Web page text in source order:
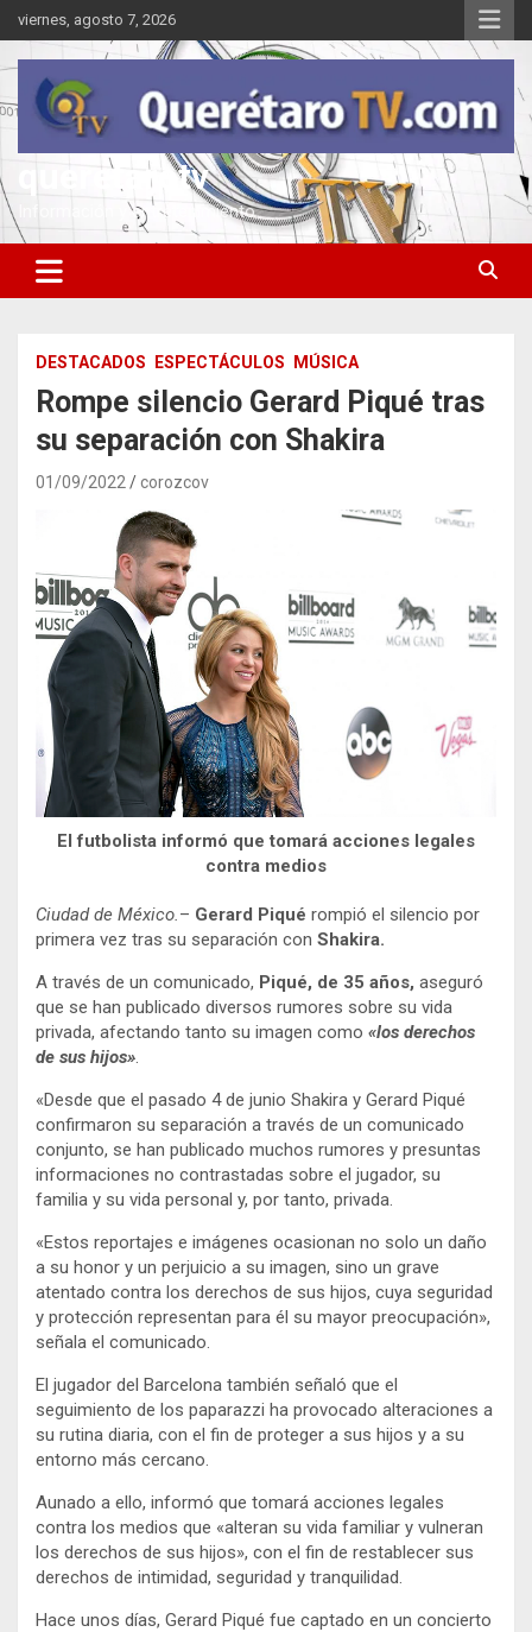
Saltar
al
contenido
viernes, agosto 7, 2026
queretarotv
Información y entretenimiento
DESTACADOS ESPECTÁCULOS MÚSICA
Rompe silencio Gerard Piqué tras
su separación con Shakira
01/09/2022 corozcov
El futbolista informó que tomará acciones legales
contra medios
Ciudad de México. – Gerard Piqué rompió el silencio por
primera vez tras su separación con Shakira.
A través de un comunicado, Piqué, de 35 años, aseguró
que se han publicado diversos rumores sobre su vida
privada, afectando tanto su imagen como «los derechos
de sus hijos»
«Desde que el pasado 4 de junio Shakira y Gerard Piqué
confirmaron su separación a través de un comunicado
conjunto, se han publicado muchos rumores y presuntas
informaciones no contrastadas sobre el jugador, su
familia y su vida personal y, por tanto, privada.
«Estos reportajes e imágenes ocasionan no solo un daño
a su honor y un perjuicio a su imagen, sino un grave
atentado contra los derechos de sus hijos, cuya seguridad
y protección representan para él su mayor preocupación»,
señala el comunicado.
El jugador del Barcelona también señaló que el
seguimiento de los paparazzi ha provocado alteraciones a
su rutina diaria, con el fin de proteger a sus hijos y a su
entorno más cercano.
Aunado a ello, informó que tomará acciones legales
contra los medios que «alteran su vida familiar y vulneran
los derechos de sus hijos», con el fin de restablecer sus
derechos de intimidad, seguridad y tranquilidad.
Hace unos días, Gerard Piqué fue captado en un concierto